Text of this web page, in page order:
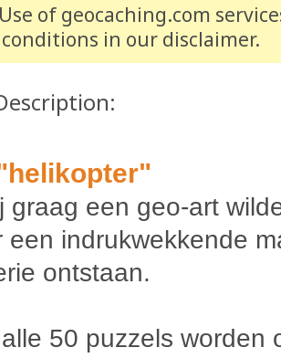
of geocaching.com
in our disclaimer.
graag een geo-art
een indrukwekkende
ontstaan.
50 puzzels worden